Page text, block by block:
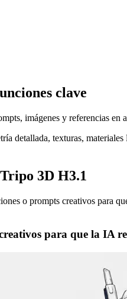
clave
imágenes y referencias
detallada, texturas,
3D H3.1
o prompts creativos para
para que la IA